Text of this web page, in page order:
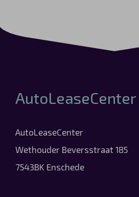
AutoLeaseCenter
AutoLeaseCenter
Wethouder Beversstraat 185
7543BK Enschede